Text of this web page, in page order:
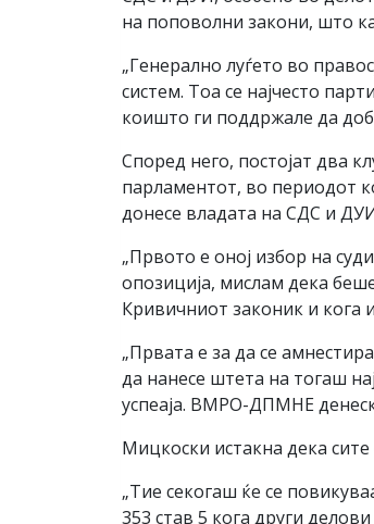
на поповолни закони, што
„Генерално луѓето во
систем. Тоа се најчесто
коишто ги поддржале да
Според него, постојат два
парламентот, во периодот
донесе владата на СДС и
„Првото е оној избор на
опозиција, мислам дека
Кривичниот законик и кога
„Првата е за да се
да нанесе штета на тогаш
успеаја. ВМРО-ДПМНЕ
Мицкоски истакна дека
„Тие секогаш ќе се
353 став 5 кога други